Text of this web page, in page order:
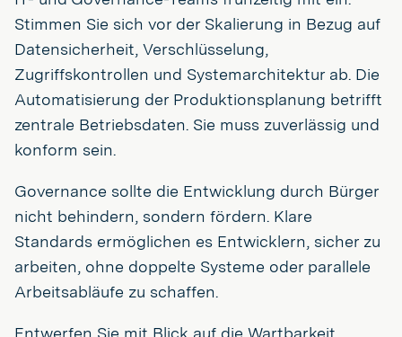
Stimmen Sie sich vor der Skalierung in Bezug auf
Datensicherheit, Verschlüsselung,
Zugriffskontrollen und Systemarchitektur ab. Die
Automatisierung der Produktionsplanung betrifft
zentrale Betriebsdaten. Sie muss zuverlässig und
konform sein.
Governance sollte die Entwicklung durch Bürger
nicht behindern, sondern fördern. Klare
Standards ermöglichen es Entwicklern, sicher zu
arbeiten, ohne doppelte Systeme oder parallele
Arbeitsabläufe zu schaffen.
Entwerfen Sie mit Blick auf die Wartbarkeit.